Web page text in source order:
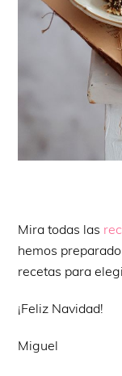
Mira todas las
hemos
recetas para
¡Feliz Navidad!
Miguel